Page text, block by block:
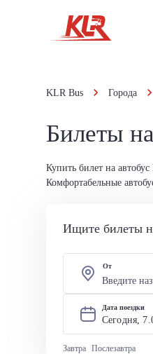
KLR Bus Города
Билеты
Купить билет на
Комфортабельные
Ищите билеты
От
Дата поездки
Сегодня, 7.
Завтра Послезавтра